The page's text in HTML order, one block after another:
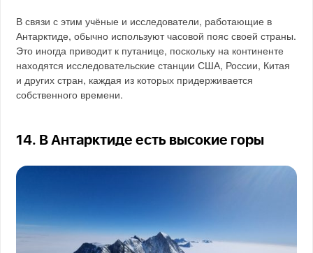
В связи с этим учёные и исследователи, работающие в
Антарктиде, обычно используют часовой пояс своей страны.
Это иногда приводит к путанице, поскольку на континенте
находятся исследовательские станции США, России, Китая
и других стран, каждая из которых придерживается
собственного времени.
14. В Антарктиде есть высокие горы